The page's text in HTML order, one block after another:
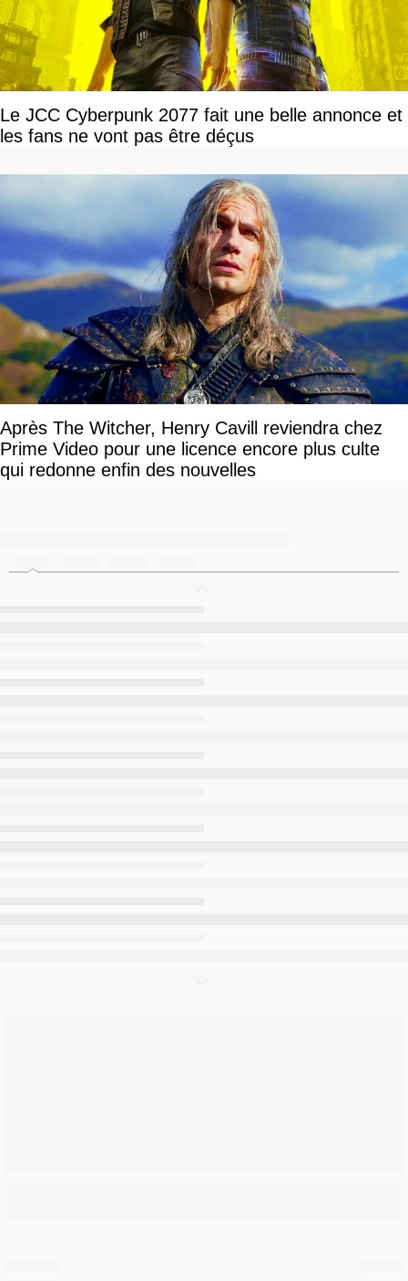
Le JCC Cyberpunk 2077 fait une belle annonce et
les fans ne vont pas être déçus
Après The Witcher, Henry Cavill reviendra chez
Prime Video pour une licence encore plus culte
qui redonne enfin des nouvelles